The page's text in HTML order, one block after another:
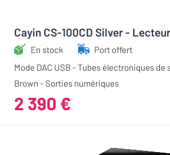
Cayin CS-100CD Silver -
En stock
Port offert
Mode DAC USB - Tubes électroniques de
Brown - Sorties numériques
2 390 €